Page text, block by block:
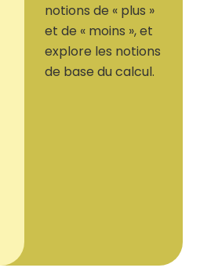
notions de « plus »
et de « moins », et
explore les notions
de base du calcul.